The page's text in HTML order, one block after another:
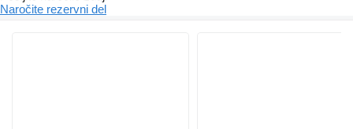
Naročite rezervni del